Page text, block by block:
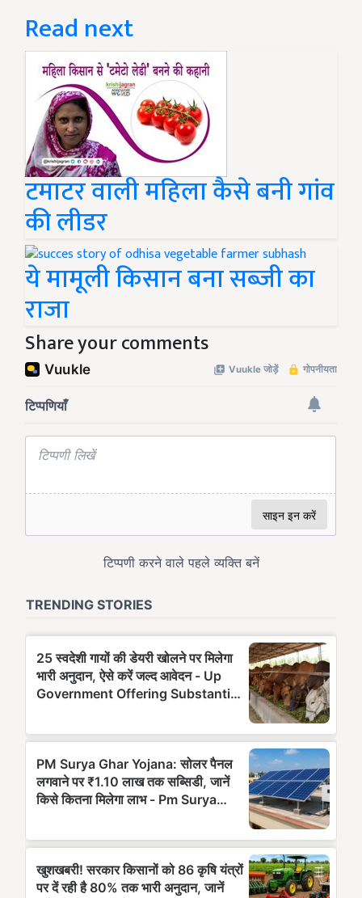
Read next
टमाटर वाली महिला कैसे बनी गांव
की लीडर
ये मामूली किसान बना सब्ज़ी का
राजा
Share your comments